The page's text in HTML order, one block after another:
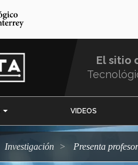
El sitio
VIDEOS
Investigación Presenta